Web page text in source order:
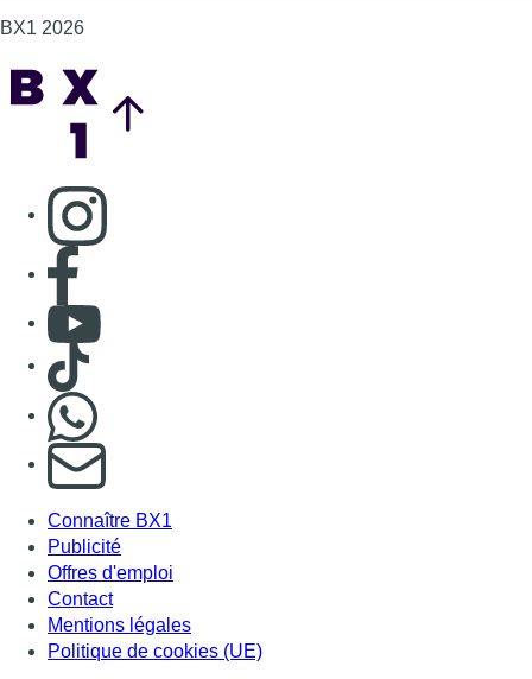
S'abonner à notre newsletter
Connaître BX1
Publicité
Offres d'emploi
Contact
Mentions légales
Politique de cookies (UE)
Gérer les cookies